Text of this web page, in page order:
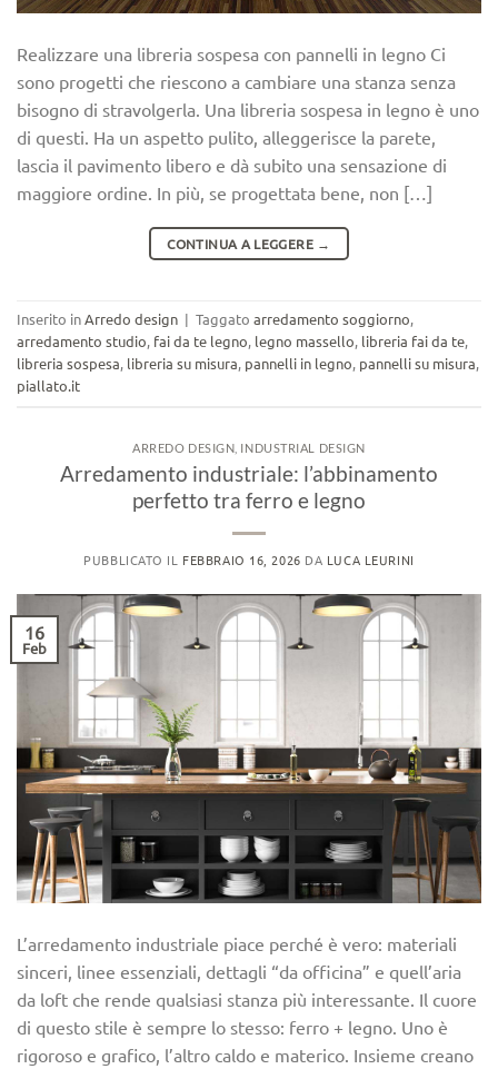
Realizzare una libreria sospesa con pannelli in legno Ci
sono progetti che riescono a cambiare una stanza senza
bisogno di stravolgerla. Una libreria sospesa in legno è uno
di questi. Ha un aspetto pulito, alleggerisce la parete,
lascia il pavimento libero e dà subito una sensazione di
maggiore ordine. In più, se progettata bene, non […]
CONTINUA A LEGGERE →
Inserito inArredo design | Taggato arredamento soggiorno,
arredamento studio, fai da te legno, legno massello, libreria fai da te,
libreria sospesa, libreria su misura, pannelli in legno, pannelli su misura,
piallato.it
ARREDO DESIGN INDUSTRIAL DESIGN
Arredamento industriale: l’abbinamento
perfetto tra ferro e legno
PUBBLICATO IL FEBBRAIO 16, 2026 DA LUCA LEURINI
16
Feb
L’arredamento industriale piace perché è vero: materiali
sinceri, linee essenziali, dettagli “da officina” e quell’aria
da loft che rende qualsiasi stanza più interessante. Il cuore
di questo stile è sempre lo stesso: ferro + legno. Uno è
rigoroso e grafico, l’altro caldo e materico. Insieme creano